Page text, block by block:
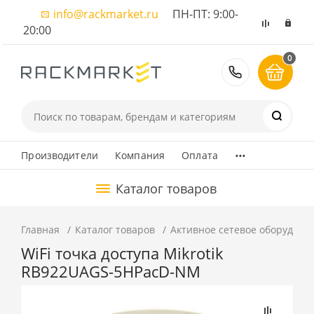
info@rackmarket.ru ПН-ПТ: 9:00-
20:00
8 (495)
0
Производители Компания Оплата ...
Каталог товаров
Главная Каталог товаров Активное сетевое
WiFi точка доступа Mikrotik
RB922UAGS-5HPacD-NM